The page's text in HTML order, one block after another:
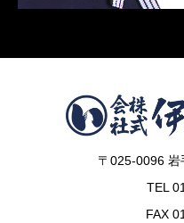
〒025-0096 岩
TEL
FAX